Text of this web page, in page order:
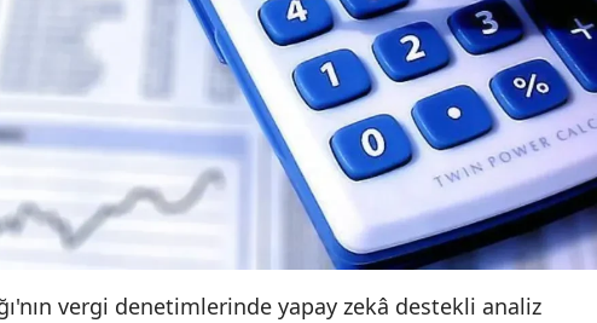
vergi denetimlerinde yapay zekâ destekli analiz